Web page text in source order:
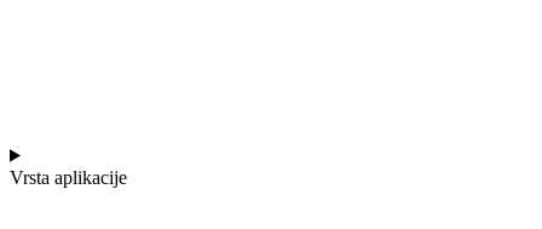
Vrsta aplikacije